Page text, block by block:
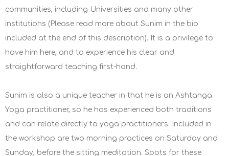
communities, including Universities and many other
institutions (Please read more about Sunim in the bio
included at the end of this description). It is a privilege to
have him here, and to experience his clear and
straightforward teaching first-hand.
Sunim is also a unique teacher in that he is an Ashtanga
Yoga practitioner, so he has experienced both traditions
and can relate directly to yoga practitioners. Included in
the workshop are two morning practices on Saturday and
Sunday, before the sitting meditation. Spots for these